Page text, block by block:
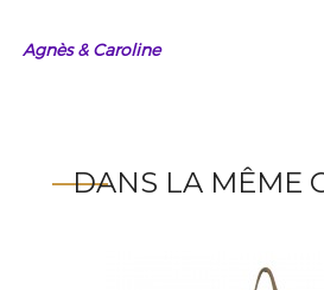
Agnès & Caroline
DANS LA MÊME